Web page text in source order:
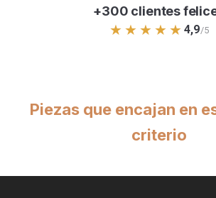
- Aceite “food safe”de larga duración
Montaje sencillo
+300 clientes
★★★★★ 4,9/5
Piezas que encajan en
criterio